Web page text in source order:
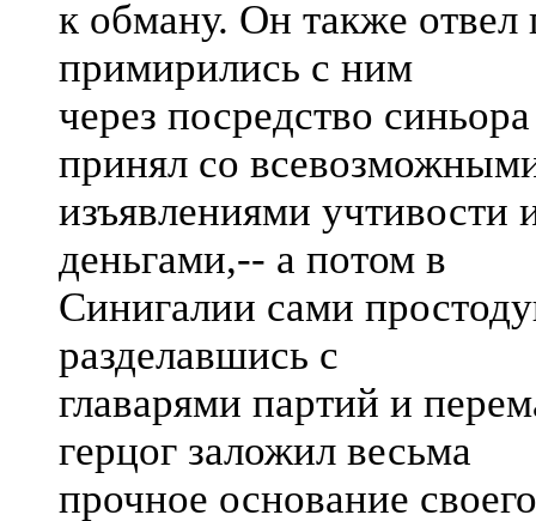
к обману. Он также отвел
примирились с ним
через посредство
принял со
изъявлениями
деньгами,-- а потом в
Синигалии сами
разделавшись с
главарями партий и
герцог заложил весьма
прочное основание